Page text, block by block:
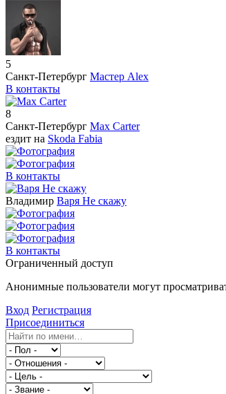
5
Санкт-Петербург Мастер Alex
В контакты
8
Санкт-Петербург Max Сarter
ездит на Skoda Fabia
В контакты
Владимир Варя Не скажу
В контакты
Ограниченный доступ
Анонимные пользователи могут
Вход Регистрация
Присоединиться